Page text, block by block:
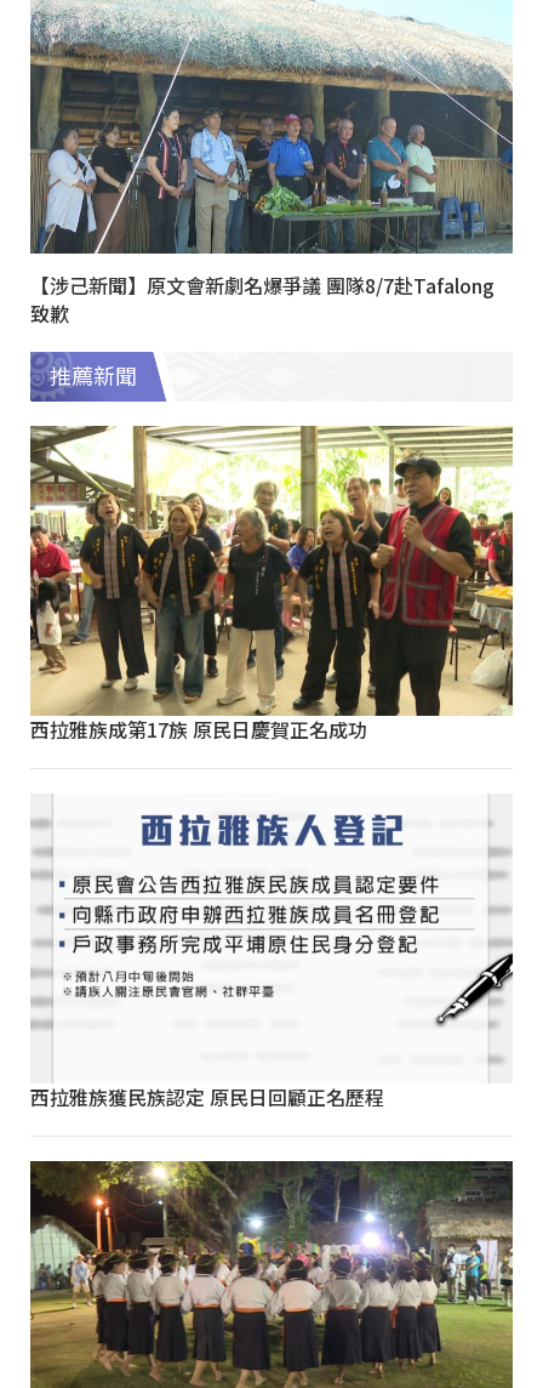
【涉己新聞】原文會新劇名爆爭議 團隊8/7赴Tafalong
致歉
推薦新聞
西拉雅族成第17族 原民日慶賀正名成功
西拉雅族獲民族認定 原民日回顧正名歷程